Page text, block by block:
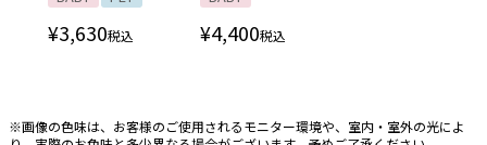
¥3,630税込 ¥4,400税込
※画像の色味は、お客様のご使用されるモニター環境や、室内・室外の光によ